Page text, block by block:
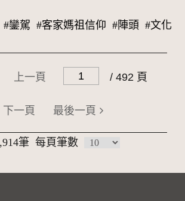
#鑾駕 #客家媽祖信仰 #陣頭 #文化
上一頁 / 492 頁
下一頁 最後一頁
筆 每頁筆數